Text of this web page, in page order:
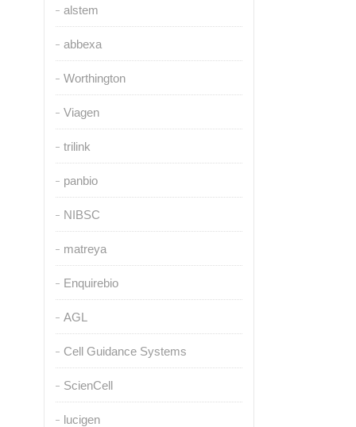
alstem
abbexa
Worthington
Viagen
trilink
panbio
NIBSC
matreya
Enquirebio
AGL
Cell Guidance Systems
ScienCell
lucigen